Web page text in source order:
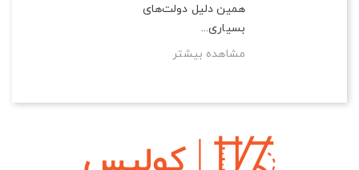
همین دلیل دولت‌های
بسیاری...
مشاهده بیشتر